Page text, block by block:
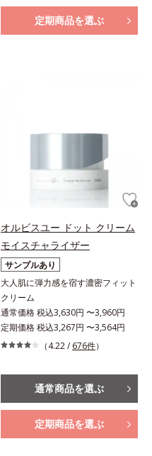
定期商品を選ぶ
オルビスユー ドット クリーム
モイスチャライザー
サンプルあり
大人肌に弾力感を宿す濃密フィット
クリーム
通常価格 税込3,630円 〜3,960円
定期価格 税込3,267円 〜3,564円
（4.22 / 676件）
通常商品を選ぶ
定期商品を選ぶ